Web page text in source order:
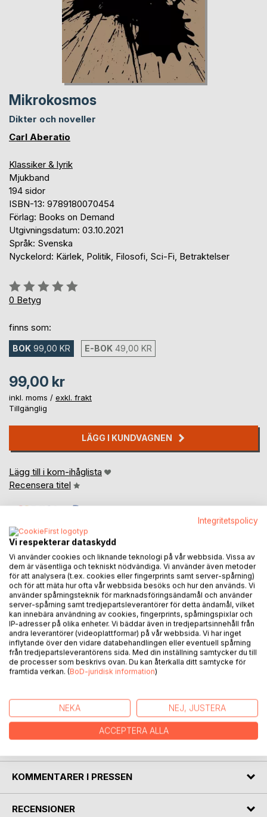
Mikrokosmos
Dikter och noveller
Carl Aberatio
Klassiker & lyrik
Mjukband
194 sidor
ISBN-13: 9789180070454
Förlag: Books on Demand
Utgivningsdatum: 03.10.2021
Språk: Svenska
Nyckelord: Kärlek, Politik, Filosofi, Sci-Fi, Betraktelser
Betyg::
0%
0 Betyg
finns som:
BOK 99,00 KR E-BOK 49,00 KR
99,00 kr
inkl. moms / exkl. frakt
Tillgänglig
LÄGG I KUNDVAGNEN
Lägg till i kom-ihåglista
Recensera titel
BESKRIVNING
Det här är inte din vanliga samling av dikter och noveller.
I "mikrokosmos" rör vi oss från det väldigt lilla till det väldigt
stora, eller tvärtom! Tusen gamnackar stirrar ner i mobilen
på perrongen, demiurgen bygger miljonprogramsområden,
jorden blir mörk och pennan manar pappret att skriva
kärlekspoesi. En stjärna imploderar och en son växer.
både utåt världen och in i oss själva får du här några dikter
och noveller som bildar världar, i det stora och i det lilla.
KOMMENTARER I PRESSEN
RECENSIONER
Integritetspolicy
Vi respekterar dataskydd
Vi använder cookies och liknande teknologi på vår webbsida. Vissa av
dem är väsentliga och tekniskt nödvändiga. Vi använder även metoder
för att analysera (t.ex. cookies eller fingerprints samt server-spårning)
och för att mäta hur ofta vår webbsida besöks och hur den används. Vi
använder spårningsteknik för marknadsföringsändamål och använder
server-spårning samt tredjepartsleverantörer för detta ändamål, vilket
kan innebära användning av cookies, fingerprints, spårningspixlar och
IP-adresser på olika enheter. Vi bäddar även in tredjepartsinnehåll från
andra leverantörer (videoplattformar) på vår webbsida. Vi har inget
inflytande över den vidare databehandlingen eller eventuell spårning
från tredjepartsleverantörens sida. Med din inställning samtycker du till
de processer som beskrivs ovan. Du kan återkalla ditt samtycke för
framtida verkan. (BoD-juridisk information)
NEKA NEJ, JUSTERA
ACCEPTERA ALLA